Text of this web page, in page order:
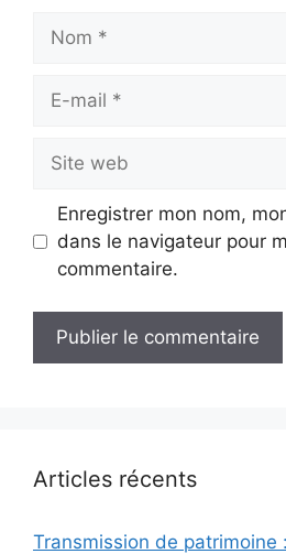
Nom
Site
web
Enregistrer mon nom,
dans le navigateur pour
commentaire.
Articles récents
Transmission de patrimoine